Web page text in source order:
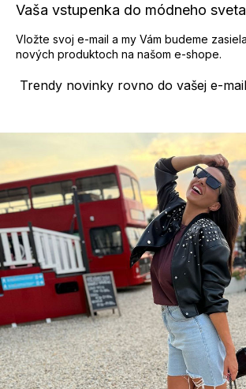
v
p
i
u
Trendy novinky rovno do vašej e-
Vaša vstupenka do módneho sveta
Vložte svoj e-mail a my Vám budeme
nových produktoch na našom e-shope.